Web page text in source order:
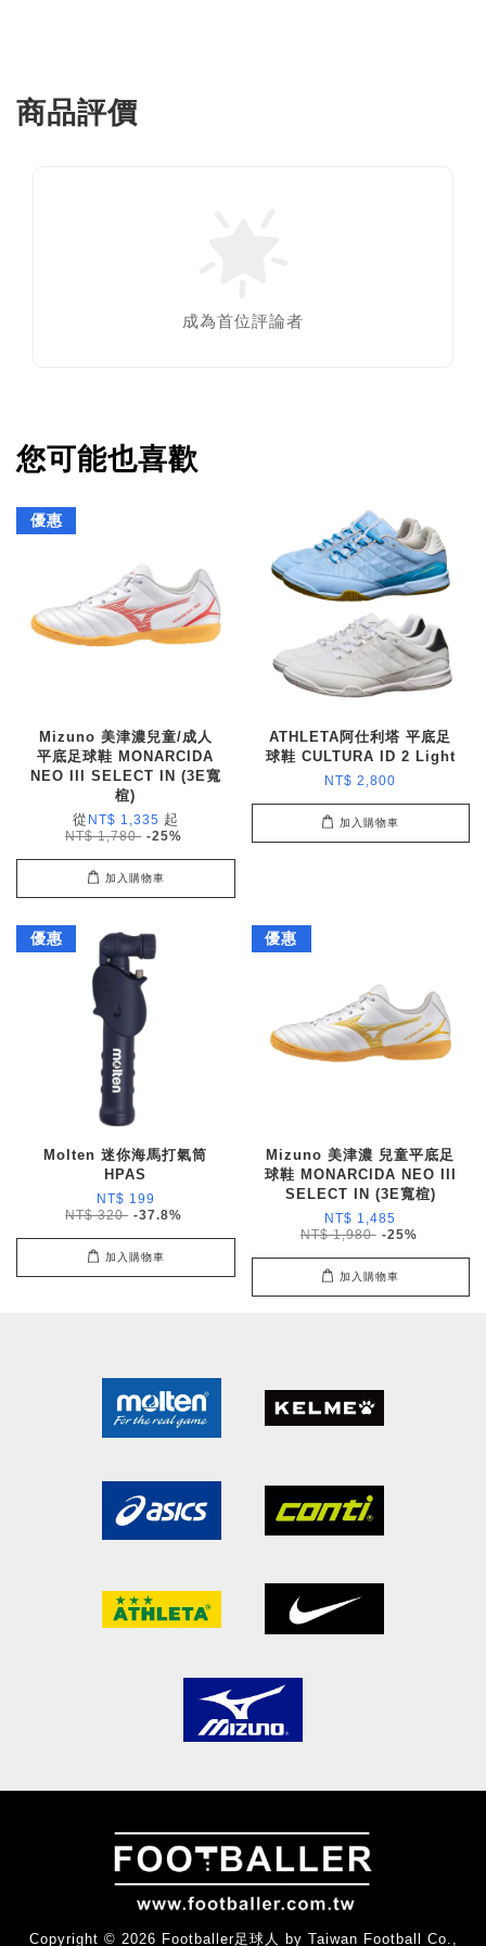
商品評價
成為首位評論者
您可能也喜歡
優惠
Mizuno 美津濃兒童/成人
平底足球鞋 MONARCIDA
NEO III SELECT IN (3E寬
楦)
從 NT$ 1,335 起
NT$ 1,780 -25%
加入購物車
ATHLETA阿仕利塔 平底足
球鞋 CULTURA ID 2 Light
NT$ 2,800
加入購物車
優惠
Molten 迷你海馬打氣筒
HPAS
NT$ 199
NT$ 320 -37.8%
加入購物車
優惠
Mizuno 美津濃 兒童平底足
球鞋 MONARCIDA NEO III
SELECT IN (3E寬楦)
NT$ 1,485
NT$ 1,980 -25%
加入購物車
Copyright © 2026 Footballer足球人 by Taiwan Football Co.,